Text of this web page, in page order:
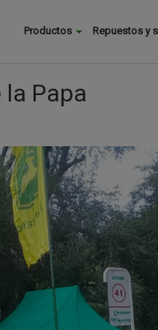
Productos Repuestos y
la Papa